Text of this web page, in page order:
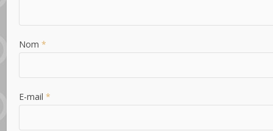
Nom*
E-mail*